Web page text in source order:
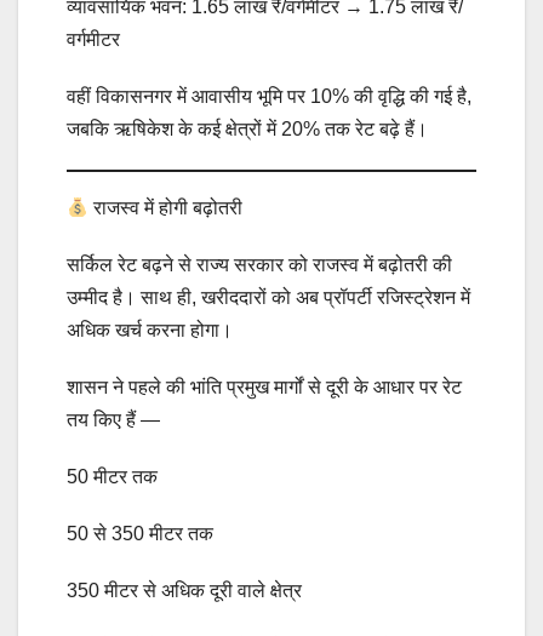
व्यावसायिक भवन: 1.65 लाख ₹/वर्गमीटर → 1.75 लाख ₹/
वर्गमीटर
वहीं विकासनगर में आवासीय भूमि पर 10% की वृद्धि की गई है,
जबकि ऋषिकेश के कई क्षेत्रों में 20% तक रेट बढ़े हैं।
राजस्व में होगी बढ़ोतरी
सर्किल रेट बढ़ने से राज्य सरकार को राजस्व में बढ़ोतरी की
उम्मीद है। साथ ही, खरीददारों को अब प्रॉपर्टी रजिस्ट्रेशन में
अधिक खर्च करना होगा।
शासन ने पहले की भांति प्रमुख मार्गों से दूरी के आधार पर रेट
तय किए हैं —
50 मीटर तक
50 से 350 मीटर तक
350 मीटर से अधिक दूरी वाले क्षेत्र